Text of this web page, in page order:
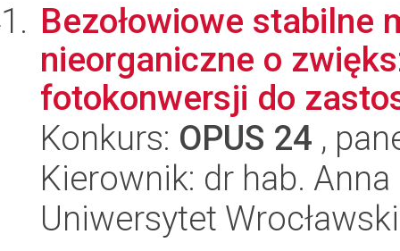
Bezołowiowe stabilne
nieorganiczne o
fotokonwersji do
Konkurs: OPUS 24 ,
Kierownik: dr hab.
Uniwersytet